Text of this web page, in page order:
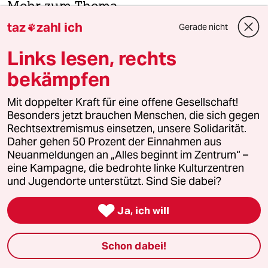
Mehr zum Thema
Syrer im Libanon
Assad wartet schon
Im Libanon leben anderthalb Millionen Geflüchtete aus
Syrien. Die sollten jetzt zurückkehren, finden die meisten
Von
taz zahl ich Gerade nicht
Links lesen, rechts
bekämpfen
Mit doppelter Kraft für eine offene Gesellschaft!
Besonders jetzt brauchen Menschen, die sich gegen
Rechtsextremismus einsetzen, unsere Solidarität.
Daher gehen 50 Prozent der Einnahmen aus
Neuanmeldungen an „Alles beginnt im Zentrum“ –
eine Kampagne, die bedrohte linke Kulturzentren
und Jugendorte unterstützt. Sind Sie dabei?
 Ja, ich will
Schon dabei!